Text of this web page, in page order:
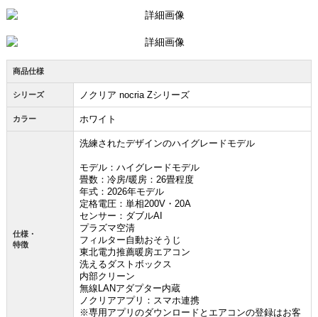
商品仕様
シリーズ ノクリア nocria Zシリーズ
カラー ホワイト
仕様・
特徴
洗練されたデザインのハイグレードモデル
モデル：ハイグレードモデル
畳数：冷房/暖房：26畳程度
年式：2026年モデル
定格電圧：単相200V・20A
センサー：ダブルAI
プラズマ空清
フィルター自動おそうじ
東北電力推薦暖房エアコン
洗えるダストボックス
内部クリーン
無線LANアダプター内蔵
ノクリアアプリ：スマホ連携
※専用アプリのダウンロードとエアコンの登録はお客